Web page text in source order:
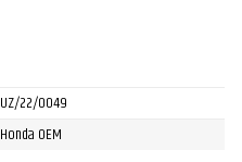
UZ/22/0049
Honda OEM